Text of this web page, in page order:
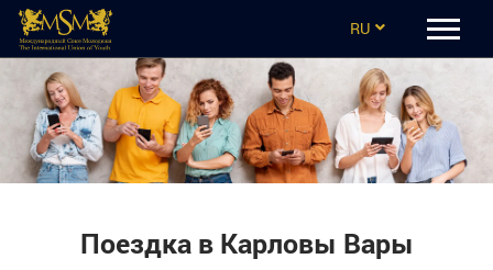
RU
EN
CZ
UA
TR
Поездка в Карловы Вары